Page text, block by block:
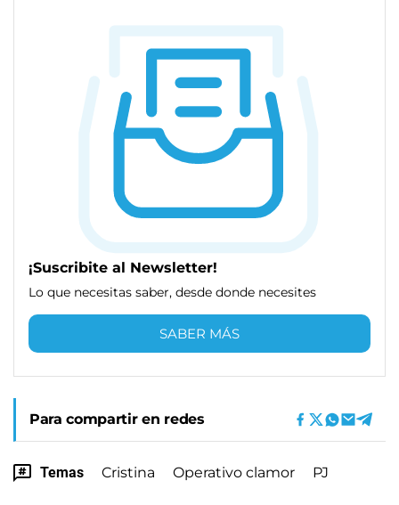
¡Suscribite al Newsletter!
Lo que necesitas saber, desde donde necesites
SABER MÁS
Para compartir en redes
Temas Cristina Operativo clamor PJ